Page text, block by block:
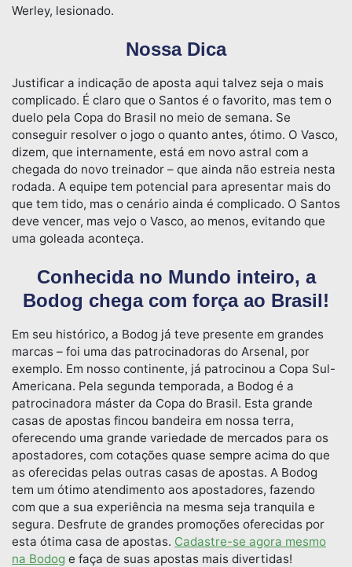
Werley, lesionado.
Nossa Dica
Justificar a indicação de aposta aqui talvez seja o mais
complicado. É claro que o Santos é o favorito, mas tem o
duelo pela Copa do Brasil no meio de semana. Se
conseguir resolver o jogo o quanto antes, ótimo. O Vasco,
dizem, que internamente, está em novo astral com a
chegada do novo treinador – que ainda não estreia nesta
rodada. A equipe tem potencial para apresentar mais do
que tem tido, mas o cenário ainda é complicado. O Santos
deve vencer, mas vejo o Vasco, ao menos, evitando que
uma goleada aconteça.
Conhecida no Mundo inteiro, a
Bodog chega com força ao Brasil!
Em seu histórico, a Bodog já teve presente em grandes
marcas – foi uma das patrocinadoras do Arsenal, por
exemplo. Em nosso continente, já patrocinou a Copa Sul-
Americana. Pela segunda temporada, a Bodog é a
patrocinadora máster da Copa do Brasil. Esta grande
casas de apostas fincou bandeira em nossa terra,
oferecendo uma grande variedade de mercados para os
apostadores, com cotações quase sempre acima do que
as oferecidas pelas outras casas de apostas. A Bodog
tem um ótimo atendimento aos apostadores, fazendo
com que a sua experiência na mesma seja tranquila e
segura. Desfrute de grandes promoções oferecidas por
esta ótima casa de apostas. Cadastre-se agora mesmo
na Bodog e faça de suas apostas mais divertidas!